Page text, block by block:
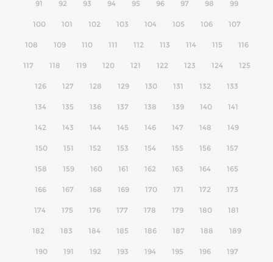
91 92 93 94 95 96 97 98 99
100 101 102 103 104 105 106 107
108 109 110 111 112 113 114 115 116
117 118 119 120 121 122 123 124 125
126 127 128 129 130 131 132 133
134 135 136 137 138 139 140 141
142 143 144 145 146 147 148 149
150 151 152 153 154 155 156 157
158 159 160 161 162 163 164 165
166 167 168 169 170 171 172 173
174 175 176 177 178 179 180 181
182 183 184 185 186 187 188 189
190 191 192 193 194 195 196 197